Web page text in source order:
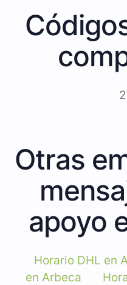
Otras
apoyo
Horario DHL en
en Arbeca